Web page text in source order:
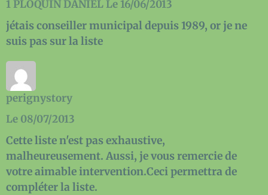
1 PLOQUIN DANIEL Le 16/06/2013
jétais conseiller municipal depuis 1989, or je ne
suis pas sur la liste
perignystory
Le 08/07/2013
Cette liste n'est pas exhaustive,
malheureusement. Aussi, je vous remercie de
votre aimable intervention.Ceci permettra de
compléter la liste.